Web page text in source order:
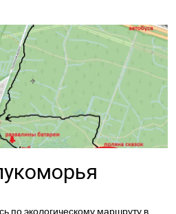
по экологическому маршруту в